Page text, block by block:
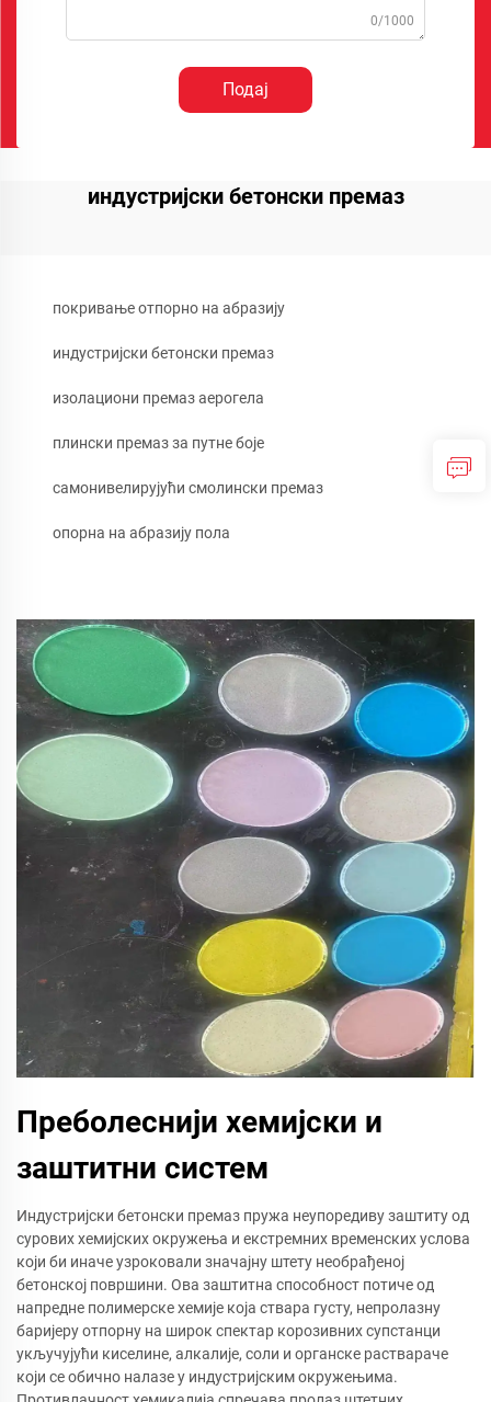
0/1000
Подај
индустријски бетонски премаз
покривање отпорно на абразију
индустријски бетонски премаз
изолациони премаз аерогела
плински премаз за путне боје
самонивелирујући смолински премаз
опорна на абразију пола
Преболеснији хемијски и
заштитни систем
Индустријски бетонски премаз пружа неупоредиву заштиту од
сурових хемијских окружења и екстремних временских услова
који би иначе узроковали значајну штету необрађеној
бетонској површини. Ова заштитна способност потиче од
напредне полимерске хемије која ствара густу, непролазну
баријеру отпорну на широк спектар корозивних супстанци
укључујући киселине, алкалије, соли и органске раствараче
који се обично налазе у индустријским окружењима.